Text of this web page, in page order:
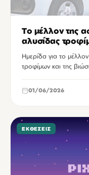
Το μέλλον της
αλυσίδας
κινητικότητας
Ημερίδα για το
τροφίμων και της
01/06/2026
ΕΚΘΈΣΕΙΣ